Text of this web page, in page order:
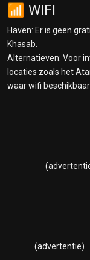
📶 WIFI
Haven: Er is geen
Khasab.
Alternatieven: Voor
locaties zoals het
waar wifi beschikbaar
(advertentie)